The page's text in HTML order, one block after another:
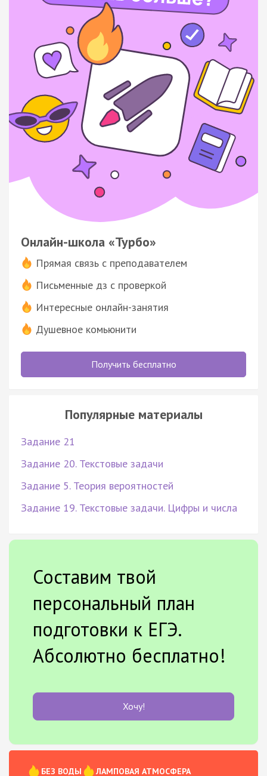
Онлайн-школа «Турбо»
Прямая связь с преподавателем
Письменные дз с проверкой
Интересные онлайн-занятия
Душевное комьюнити
Получить бесплатно
Популярные материалы
Задание 21
Задание 20. Текстовые задачи
Задание 5. Теория вероятностей
Задание 19. Текстовые задачи. Цифры и числа
Составим твой
персональный план
подготовки к ЕГЭ.
Абсолютно бесплатно!
Хочу!
БЕЗ ВОДЫ ЛАМПОВАЯ АТМОСФЕРА